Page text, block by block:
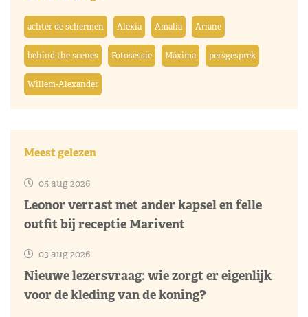
achter de schermen Alexia Amalia Ariane
behind the scenes Fotosessie Máxima persgesprek
Willem-Alexander
Meest gelezen
05 aug 2026
Leonor verrast met ander kapsel en felle
outfit bij receptie Marivent
03 aug 2026
Nieuwe lezersvraag: wie zorgt er eigenlijk
voor de kleding van de koning?